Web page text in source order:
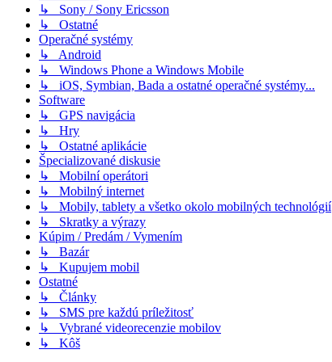
↳ Sony / Sony Ericsson
↳ Ostatné
Operačné systémy
↳ Android
↳ Windows Phone a Windows Mobile
↳ iOS, Symbian, Bada a ostatné operačné systémy...
Software
↳ GPS navigácia
↳ Hry
↳ Ostatné aplikácie
Špecializované diskusie
↳ Mobilní operátori
↳ Mobilný internet
↳ Mobily, tablety a všetko okolo mobilných technológií
↳ Skratky a výrazy
Kúpim / Predám / Vymením
↳ Bazár
↳ Kupujem mobil
Ostatné
↳ Články
↳ SMS pre každú príležitosť
↳ Vybrané videorecenzie mobilov
↳ Kôš